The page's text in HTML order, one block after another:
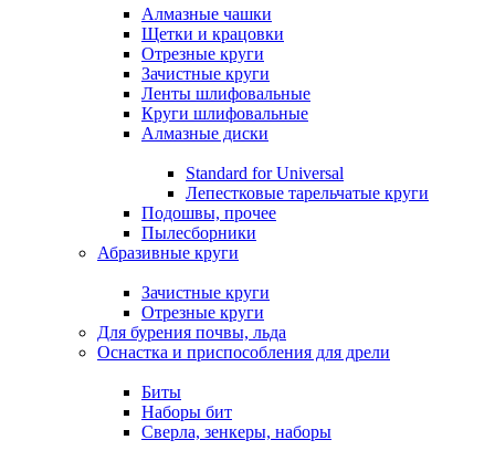
Алмазные чашки
Щетки и крацовки
Отрезные круги
Зачистные круги
Ленты шлифовальные
Круги шлифовальные
Алмазные диски
Standard for Universal
Лепестковые тарельчатые круги
Подошвы, прочее
Пылесборники
Абразивные круги
Зачистные круги
Отрезные круги
Для бурения почвы, льда
Оснастка и приспособления для дрели
Биты
Наборы бит
Сверла, зенкеры, наборы